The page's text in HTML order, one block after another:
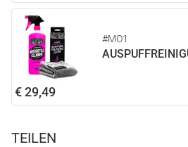
#MO1
€ 29,49
TEILEN